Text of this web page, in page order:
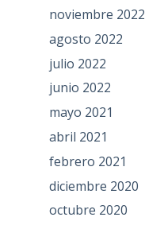
noviembre 2022
agosto 2022
julio 2022
junio 2022
mayo 2021
abril 2021
febrero 2021
diciembre 2020
octubre 2020